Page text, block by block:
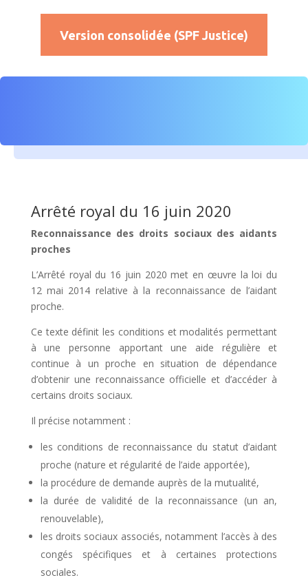
Version consolidée (SPF Justice)
Arrêté royal du 16 juin 2020
Reconnaissance des droits sociaux des aidants
proches
L’Arrêté royal du 16 juin 2020 met en œuvre la loi du
12 mai 2014 relative à la reconnaissance de l’aidant
proche.
Ce texte définit les conditions et modalités permettant
à une personne apportant une aide régulière et
continue à un proche en situation de dépendance
d’obtenir une reconnaissance officielle et d’accéder à
certains droits sociaux.
Il précise notamment :
les conditions de reconnaissance du statut d’aidant
proche (nature et régularité de l’aide apportée),
la procédure de demande auprès de la mutualité,
la durée de validité de la reconnaissance (un an,
renouvelable),
les droits sociaux associés, notamment l’accès à des
congés spécifiques et à certaines protections
sociales.